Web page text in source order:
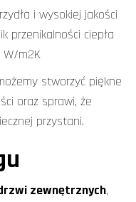
i wysokiej jakości
przenikalności ciepła
W/m2K
stworzyć piękne
oraz sprawi, że
przystani.
zewnętrznych,